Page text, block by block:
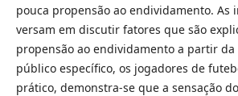
pouca propensão ao endividamento. As
versam em discutir fatores que são
propensão ao endividamento a partir da
público específico, os jogadores de
prático, demonstra-se que a sensação